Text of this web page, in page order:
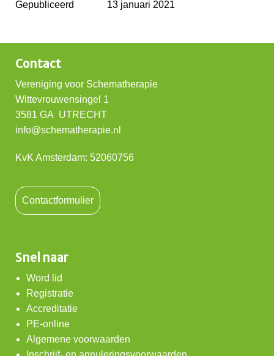
Gepubliceerd
13 januari 2021
Contact
Vereniging voor Schematherapie
Wittevrouwensingel 1
3581 GA UTRECHT
info@schematherapie.nl
KvK Amsterdam: 52060756
Contactformulier
Snel naar
Word lid
Registratie
Accreditatie
PE-online
Algemene voorwaarden